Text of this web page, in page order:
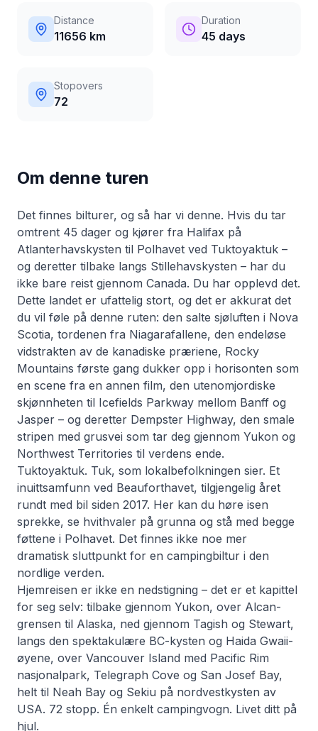
Distance
11656 km
Duration
45 days
Stopovers
72
Om denne turen
Det finnes bilturer, og så har vi denne. Hvis du tar
omtrent 45 dager og kjører fra Halifax på
Atlanterhavskysten til Polhavet ved Tuktoyaktuk –
og deretter tilbake langs Stillehavskysten – har du
ikke bare reist gjennom Canada. Du har opplevd det.
Dette landet er ufattelig stort, og det er akkurat det
du vil føle på denne ruten: den salte sjøluften i Nova
Scotia, tordenen fra Niagarafallene, den endeløse
vidstrakten av de kanadiske præriene, Rocky
Mountains første gang dukker opp i horisonten som
en scene fra en annen film, den utenomjordiske
skjønnheten til Icefields Parkway mellom Banff og
Jasper – og deretter Dempster Highway, den smale
stripen med grusvei som tar deg gjennom Yukon og
Northwest Territories til verdens ende.
Tuktoyaktuk. Tuk, som lokalbefolkningen sier. Et
inuittsamfunn ved Beauforthavet, tilgjengelig året
rundt med bil siden 2017. Her kan du høre isen
sprekke, se hvithvaler på grunna og stå med begge
føttene i Polhavet. Det finnes ikke noe mer
dramatisk sluttpunkt for en campingbiltur i den
nordlige verden.
Hjemreisen er ikke en nedstigning – det er et kapittel
for seg selv: tilbake gjennom Yukon, over Alcan-
grensen til Alaska, ned gjennom Tagish og Stewart,
langs den spektakulære BC-kysten og Haida Gwaii-
øyene, over Vancouver Island med Pacific Rim
nasjonalpark, Telegraph Cove og San Josef Bay,
helt til Neah Bay og Sekiu på nordvestkysten av
USA. 72 stopp. Én enkelt campingvogn. Livet ditt på
hjul.